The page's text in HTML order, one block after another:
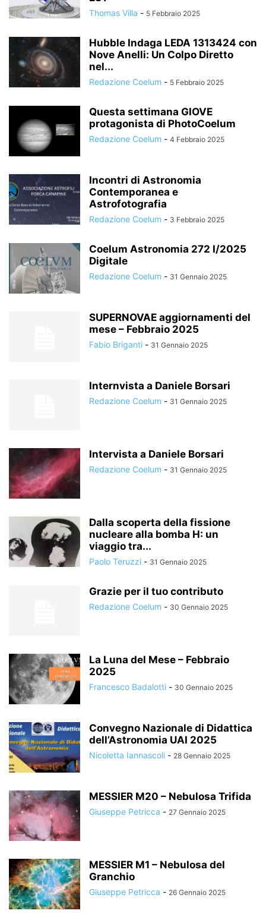
Thomas Villa - 5 Febbraio 2025
Hubble Indaga LEDA 1313424 con
Nove Anelli: Un Colpo Diretto
nel...
Redazione Coelum - 5 Febbraio 2025
Questa settimana GIOVE
protagonista di PhotoCoelum
Redazione Coelum - 4 Febbraio 2025
Incontri di Astronomia
Contemporanea e
Astrofotografia
Redazione Coelum - 3 Febbraio 2025
Coelum Astronomia 272 I/2025
Digitale
Redazione Coelum - 31 Gennaio 2025
SUPERNOVAE aggiornamenti del
mese – Febbraio 2025
Fabio Briganti - 31 Gennaio 2025
Internvista a Daniele Borsari
Redazione Coelum - 31 Gennaio 2025
Intervista a Daniele Borsari
Redazione Coelum - 31 Gennaio 2025
Dalla scoperta della fissione
nucleare alla bomba H: un
viaggio tra...
Paolo Teruzzi - 31 Gennaio 2025
Grazie per il tuo contributo
Redazione Coelum - 30 Gennaio 2025
La Luna del Mese – Febbraio
2025
Francesco Badalotti - 30 Gennaio 2025
Convegno Nazionale di Didattica
dell’Astronomia UAI 2025
Nicoletta Iannascoli - 28 Gennaio 2025
MESSIER M20 – Nebulosa Trifida
Giuseppe Petricca - 27 Gennaio 2025
MESSIER M1 – Nebulosa del
Granchio
Giuseppe Petricca - 26 Gennaio 2025